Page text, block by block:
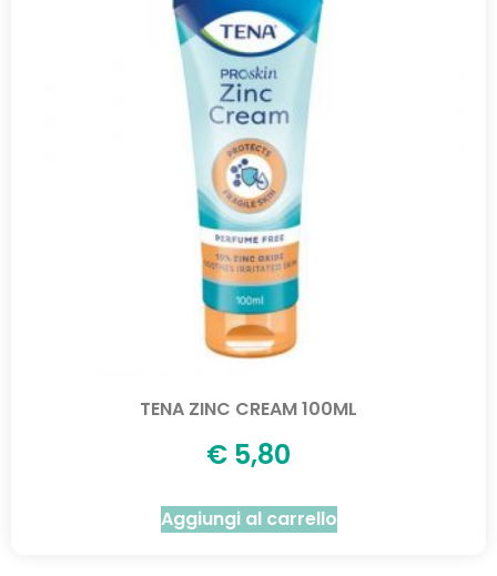
TENA ZINC CREAM 100ML
€ 5,80
Aggiungi al carrello